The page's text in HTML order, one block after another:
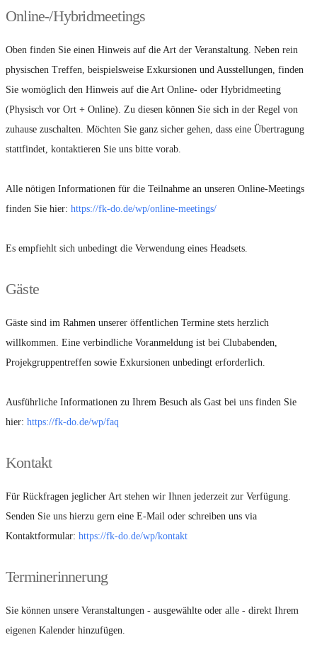
Online-/Hybridmeetings
Oben finden Sie einen Hinweis auf die Art der Veranstaltung. Neben rein
physischen Treffen, beispielsweise Exkursionen und Ausstellungen, finden
Sie womöglich den Hinweis auf die Art Online- oder Hybridmeeting
(Physisch vor Ort + Online). Zu diesen können Sie sich in der Regel von
zuhause zuschalten. Möchten Sie ganz sicher gehen, dass eine Übertragung
stattfindet, kontaktieren Sie uns bitte vorab.
Alle nötigen Informationen für die Teilnahme an unseren Online-Meetings
finden Sie hier: https://fk-do.de/wp/online-meetings/
Es empfiehlt sich unbedingt die Verwendung eines Headsets.
Gäste
Gäste sind im Rahmen unserer öffentlichen Termine stets herzlich
willkommen. Eine verbindliche Voranmeldung ist bei Clubabenden,
Projekgruppentreffen sowie Exkursionen unbedingt erforderlich.
Ausführliche Informationen zu Ihrem Besuch als Gast bei uns finden Sie
hier: https://fk-do.de/wp/faq
Kontakt
Für Rückfragen jeglicher Art stehen wir Ihnen jederzeit zur Verfügung.
Senden Sie uns hierzu gern eine E-Mail oder schreiben uns via
Kontaktformular: https://fk-do.de/wp/kontakt
Terminerinnerung
Sie können unsere Veranstaltungen - ausgewählte oder alle - direkt Ihrem
eigenen Kalender hinzufügen.